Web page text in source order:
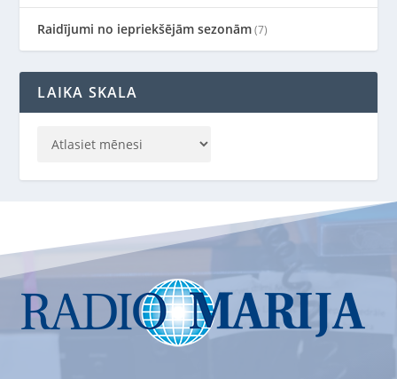
Raidījumi no iepriekšējām sezonām(7)
LAIKA SKALA